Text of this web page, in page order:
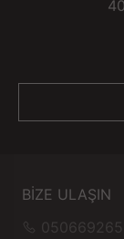
BİZE ULAŞIN